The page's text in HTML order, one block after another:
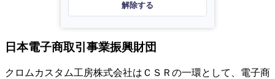
解除する
日本電子商取引事業振興財団
クロムカスタム工房株式会社はＣＳＲの一環として、電子商